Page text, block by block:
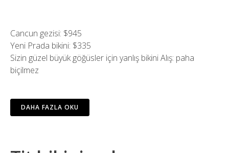
Cancun gezisi: $945
Yeni Prada bikini: $335
Sizin güzel büyük göğüsler için yanlış bikini Alış: paha
biçilmez
DAHA FAZLA OKU